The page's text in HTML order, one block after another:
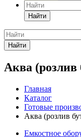
Найти
Найти
Аква (розлив
Главная
Каталог
Готовые
Аква (розлив
Емкостное